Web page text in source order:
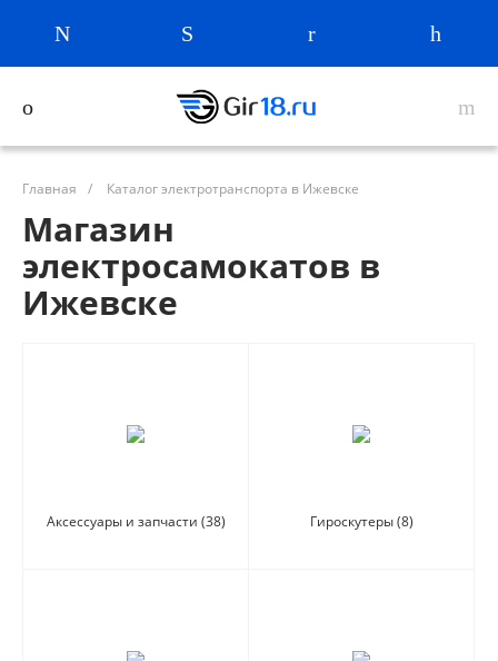
Главная / Каталог электротранспорта в Ижевске
Магазин
электросамокатов в
Ижевске
Аксессуары и запчасти (38) Гироскутеры(8)